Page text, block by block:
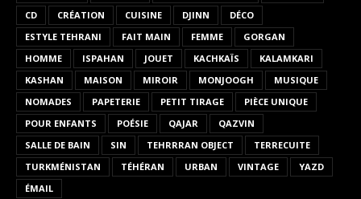
CD
CRÉATION CUISINE DJINN
DÉCO
ESTYLE TEHRANI
FAIT MAIN FEMME
GORGAN
HOMME
ISPAHAN JOUET KACHKAÏS
KALAMKARI
KASHAN
MAISON MIROIR MONJOOGH
MUSIQUE
NOMADES
PAPETERIE PETIT TIRAGE
PIÈCE UNIQUE
POUR ENFANTS
POÉSIE QAJAR
QAZVIN
SALLE DE BAIN
SIN TEHRRRAN OBJECT
TERRECUITE
TURKMÉNISTAN
TÉHÉRAN URBAN VINTAGE
YAZD
ÉMAIL